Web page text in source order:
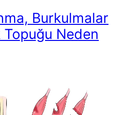
Burkulmalar
Topuğu Neden